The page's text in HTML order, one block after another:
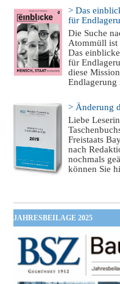
> Das
für
Die Suche
Atommüll ist
Das
für
diese
Endlagerung
> Änderung
Liebe
Freistaats
nach
nochmals
können Sie
JAHRESBEILAGE 2025